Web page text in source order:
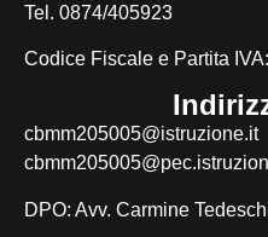
Tel. 0874/405923
Codice Fiscale e Partita
cbmm205005@istruzione.it
DPO: Avv. Carmine